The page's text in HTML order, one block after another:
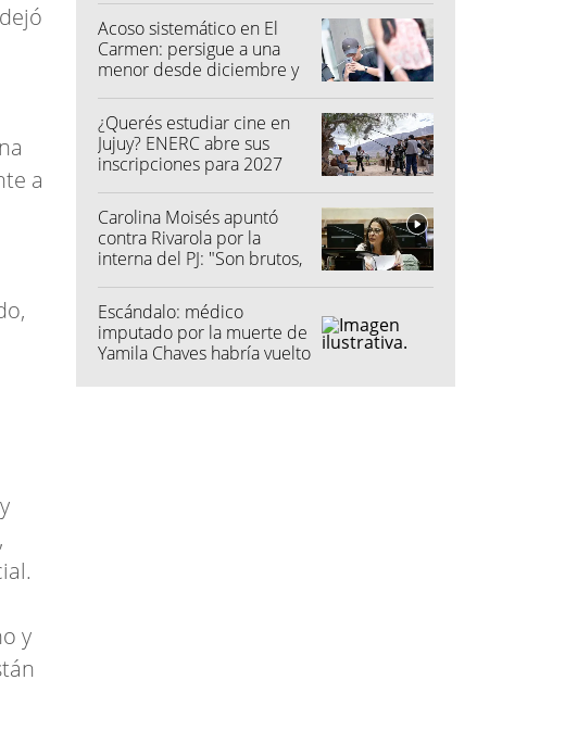
a
y
Acoso sistemático en El
Carmen: persigue a una
menor desde diciembre y
¿Querés estudiar cine en
Jujuy? ENERC abre sus
inscripciones para 2027
Carolina Moisés apuntó
contra Rivarola por la
interna del PJ: "Son brutos,
Escándalo: médico
imputado por la muerte de
Yamila Chaves habría vuelto